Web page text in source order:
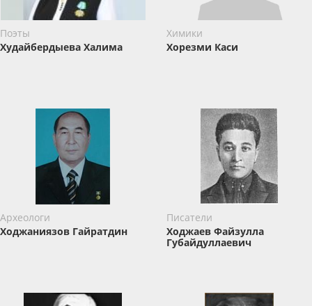
Поэты
Худайбердыева Халима
Химики
Хорезми Каси
Археологи
Ходжаниязов Гайратдин
Писатели
Ходжаев Файзулла
Губайдуллаевич